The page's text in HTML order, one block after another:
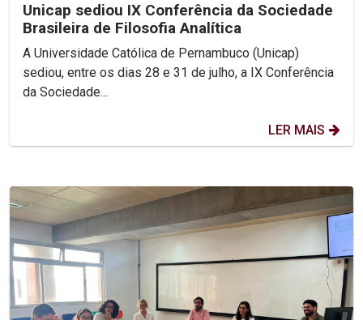
Unicap sediou IX Conferência da Sociedade
Brasileira de Filosofia Analítica
A Universidade Católica de Pernambuco (Unicap)
sediou, entre os dias 28 e 31 de julho, a IX Conferência
da Sociedade...
LER MAIS